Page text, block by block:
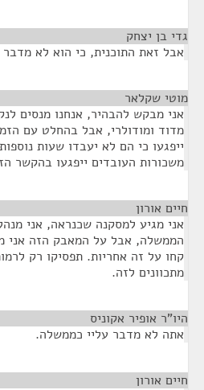
גדי בן יצחק
אבל זאת התוכנית, כי הוא לא
מוטי שקלאר
אני מבקש להבהיר, אנחנו מנסים
מדוד ומודולרי, אבל בהחלט עם
ייפגעו כי הם לא יעבדו שעות
משכורות העובדים ייפגעו בהקשר
חיים אורון
הממשלה, אבל על המאבק הזה אני
קחו על זה אחריות. תפסיקו רק
מתכוונים לזה.
היו"ר אופיר אקוניס
אתה לא מדבר עליי כממשלה.
חיים אורון